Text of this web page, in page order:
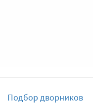
Подбор дворников